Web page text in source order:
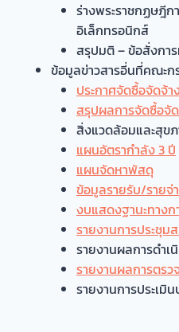
ร่างพระราชกฏษฎี
อิเล็กทรอนิกส์
สรุปมติ – ข้อสั่งกา
ข้อมูลข่าวสารอี่นที่คณะก
ประกาศจัดซื้อจัดจ้า
สรุปผลการจัดซื้อจัด
สิ่งแวดล้อมและสุข
แผนอัตรากำลัง 3 ปี
แผนจัดหาพัสดุ
ข้อมูลรายรับ/รายจ่
งบแสดงฐานะทางก
รายงานการประชุม
รายงานผลการดำเ
รายงานผลการตร
รายงานการประเมิ